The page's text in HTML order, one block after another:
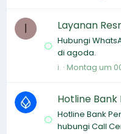
I Layanan
Hubungi
di agoda.
i. Montag um
Hotline
Hotline Bank
hubungi Call